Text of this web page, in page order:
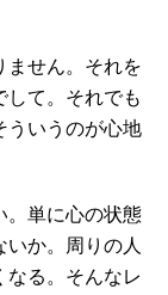
せん。それを
して。それでも
ういうのが心地
単に心の状態
か。周りの人
なる。そんなレ